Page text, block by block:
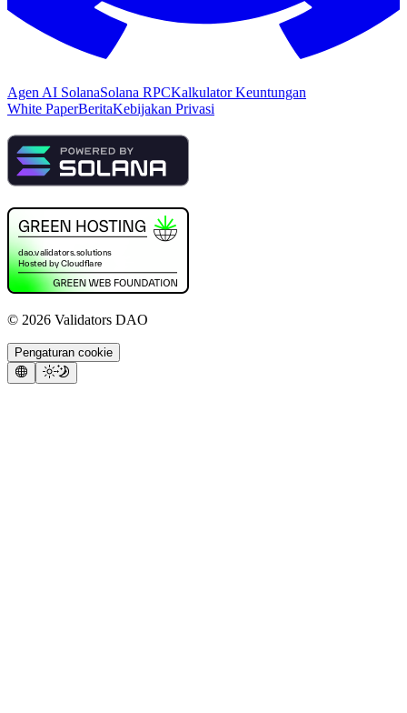
Agen AI SolanaSolana RPCKalkulator Keuntungan
White PaperBeritaKebijakan Privasi
© 2026 Validators DAO
Pengaturan cookie